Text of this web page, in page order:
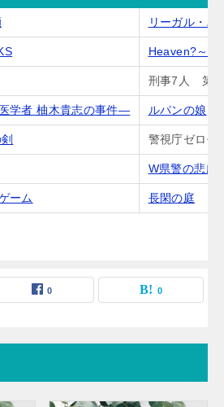
リーガル・ハ
Heaven?～ご
刑事7人 第5
学者 柚木貴志の事件― ルパンの娘
警視庁ゼロ係
W県警の悲劇
ーム 長閑の庭
0 0